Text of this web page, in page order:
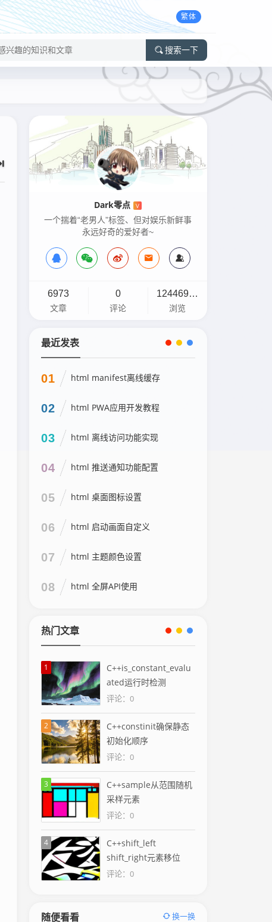
繁体
搜索一下
Dark零点 V
一个揣着“老男人”标签、但对娱乐新鲜事
永远好奇的爱好者~
6973
文章
0
评论
12446916
浏览
最近发表
01 html manifest离线缓存
02 html PWA应用开发教程
03 html 离线访问功能实现
04 html 推送通知功能配置
05 html 桌面图标设置
06 html 启动画面自定义
07 html 主题颜色设置
08 html 全屏API使用
热门文章
1
C++is_constant_evalu
ated运行时检测
评论：0
2
C++constinit确保静态
初始化顺序
评论：0
3
C++sample从范围随机
采样元素
评论：0
4
C++shift_left
shift_right元素移位
评论：0
随便看看 换一换